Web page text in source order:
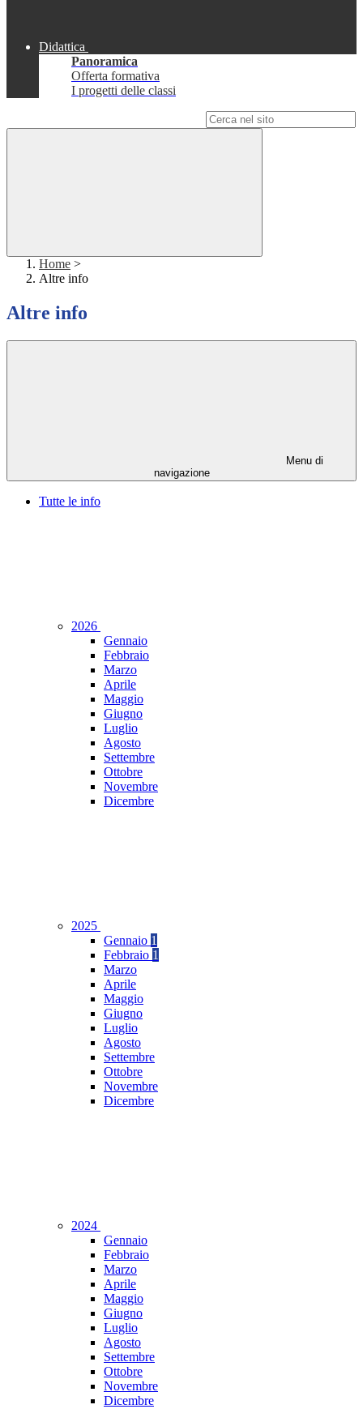
Didattica
Panoramica
Offerta formativa
I progetti delle classi
Home >
Altre info
Altre info
Menu di
navigazione
Tutte le info
2026
Gennaio
Febbraio
Marzo
Aprile
Maggio
Giugno
Luglio
Agosto
Settembre
Ottobre
Novembre
Dicembre
2025
Gennaio 1
Febbraio 1
Marzo
Aprile
Maggio
Giugno
Luglio
Agosto
Settembre
Ottobre
Novembre
Dicembre
2024
Gennaio
Febbraio
Marzo
Aprile
Maggio
Giugno
Luglio
Agosto
Settembre
Ottobre
Novembre
Dicembre